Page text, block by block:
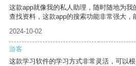
这款app就像我的私人助理，随时随地为
查找资料，这款app的搜索功能非常强大，
2024-10-02
游客
这款学习软件的学习方式非常灵活，可以